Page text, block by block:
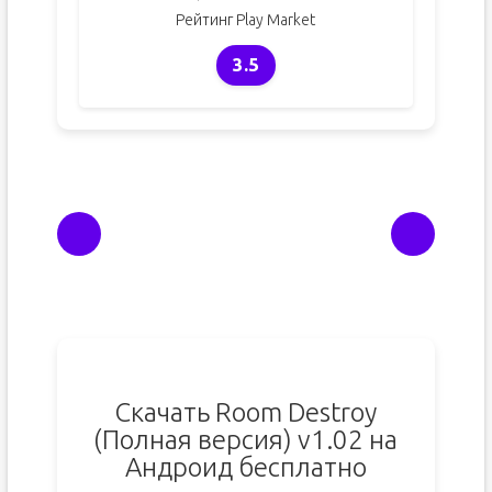
Рейтинг Play Market
3.5
Скачать Room Destroy
(Полная версия) v1.02 на
Андроид бесплатно